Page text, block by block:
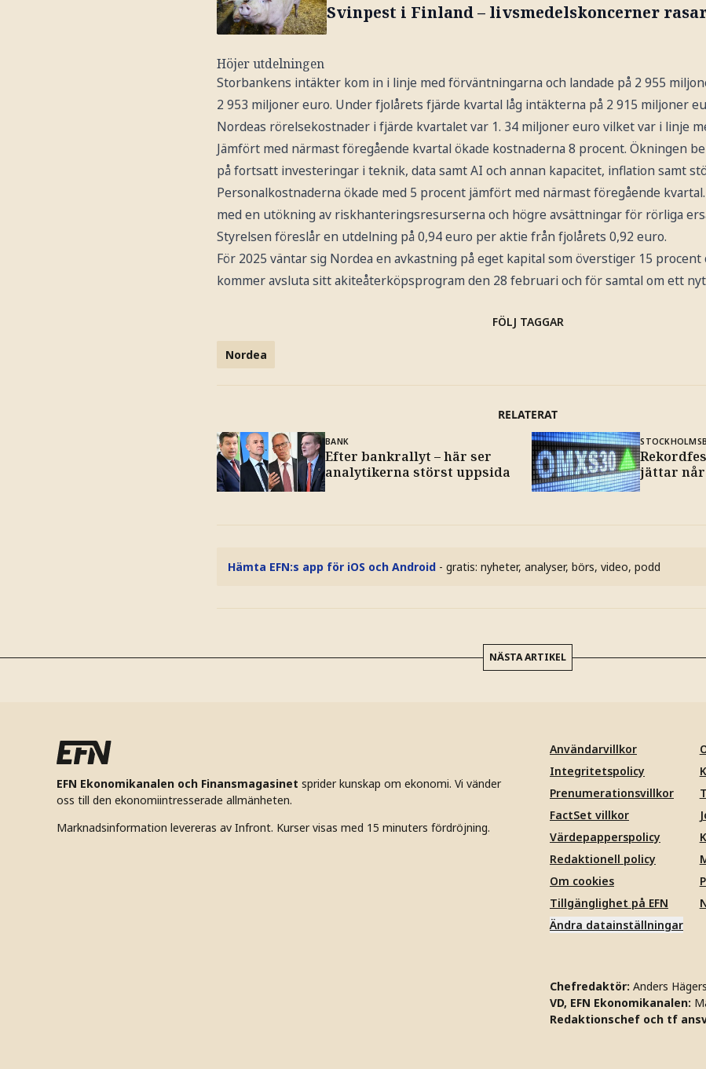
Svinpest i Finland – livsmedelskoncerner
Höjer utdelningen
Storbankens intäkter kom in i linje med förväntningarna och landade på 2 955
2 953 miljoner euro. Under fjolårets fjärde kvartal låg intäkterna på 2 915 miljoner
Nordeas rörelsekostnader i fjärde kvartalet var 1. 34 miljoner euro vilket var i linje
Jämfört med närmast föregående kvartal ökade kostnaderna 8 procent. Ökningen
på fortsatt investeringar i teknik, data samt AI och annan kapacitet, inflation samt
Personalkostnaderna ökade med 5 procent jämfört med närmast föregående
med en utökning av riskhanteringsresurserna och högre avsättningar för rörliga
Styrelsen föreslår en utdelning på 0,94 euro per aktie från fjolårets 0,92 euro.
För 2025 väntar sig Nordea en avkastning på eget kapital som överstiger 15
kommer avsluta sitt akiteåterköpsprogram den 28 februari och för samtal om ett
FÖLJ TAGGAR
Nordea
RELATERAT
BANK
Efter bankrallyt – här ser
analytikerna störst uppsida
jättar når
Hämta EFN:s app för iOS och Android - gratis: nyheter, analyser, börs, video, podd
NÄSTA ARTIKEL
EFN Ekonomikanalen och Finansmagasinet sprider kunskap om ekonomi. Vi vänder
oss till den ekonomiintresserade allmänheten.
Marknadsinformation levereras av Infront. Kurser visas med 15 minuters fördröjning.
Användarvillkor
Integritetspolicy
Prenumerationsvillkor
FactSet villkor
Värdepapperspolicy
Redaktionell policy
Om cookies
Tillgänglighet på EFN
Ändra datainställningar
Chefredaktör: Anders
VD, EFN Ekonomikanalen:
Redaktionschef och tf